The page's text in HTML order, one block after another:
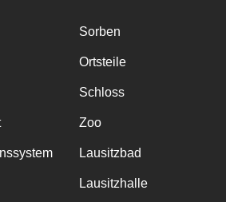
Sorben
Ortsteile
Schloss
Zoo
Lausitzbad
Lausitzhalle